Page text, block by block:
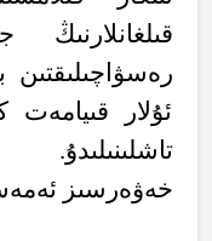
قىلغانلارنىڭ
ئۇلار قىيامەت
تاشلىنىلىدۇ.
خەۋەرسىز